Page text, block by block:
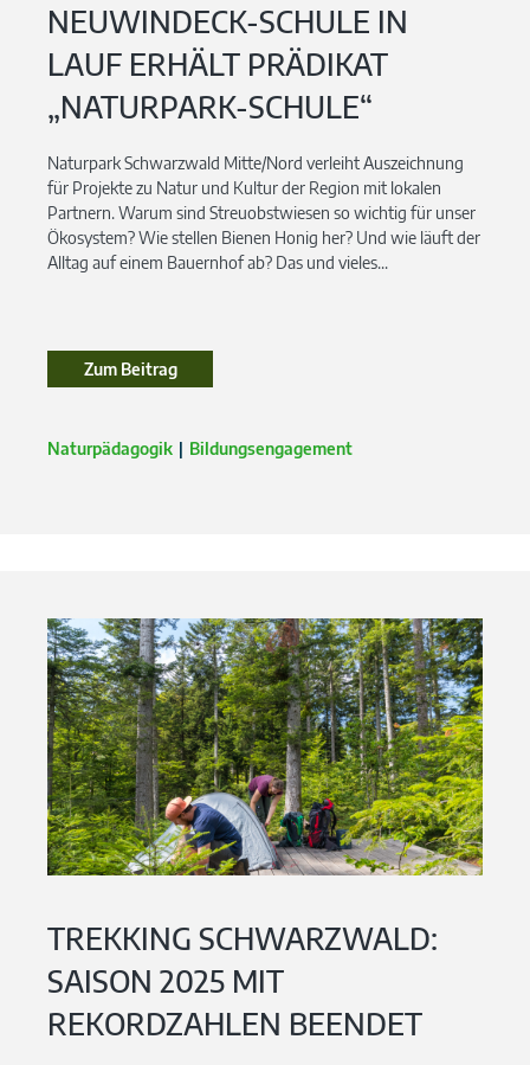
NEUWINDECK-SCHULE IN
LAUF ERHÄLT PRÄDIKAT
„NATURPARK-SCHULE“
Naturpark Schwarzwald Mitte/Nord verleiht Auszeichnung
für Projekte zu Natur und Kultur der Region mit lokalen
Partnern. Warum sind Streuobstwiesen so wichtig für unser
Ökosystem? Wie stellen Bienen Honig her? Und wie läuft der
Alltag auf einem Bauernhof ab? Das und vieles...
Zum BeitragZum Beitrag
Naturpädagogik Bildungsengagement
TREKKING SCHWARZWALD:
SAISON 2025 MIT
REKORDZAHLEN BEENDET